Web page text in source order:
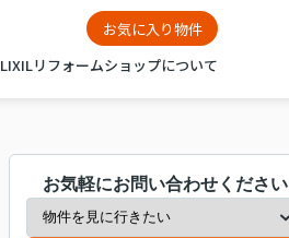
お気に入り物件
LIXILリフォームショップについて
お気軽にお問い合わせください